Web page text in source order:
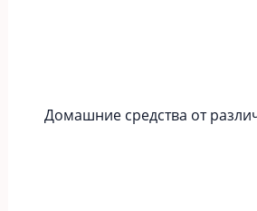
Домашние средства от